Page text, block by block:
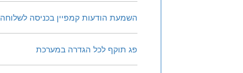
השמעת הודעות קמפיין בכניסה לשלוחה
פג תוקף לכל הגדרה במערכת